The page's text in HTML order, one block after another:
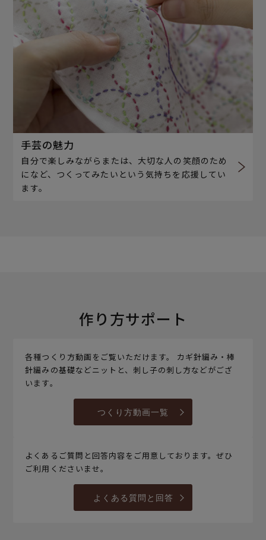
手芸の魅力
自分で楽しみながらまたは、大切な人の笑顔のため
になど、つくってみたいという気持ちを応援してい
ます。
作り方サポート
各種つくり方動画をご覧いただけます。 カギ針編み・棒
針編みの基礎などニットと、刺し子の刺し方などがござ
います。
つくり方動画一覧
よくあるご質問と回答内容をご用意しております。ぜひ
ご利用くださいませ。
よくある質問と回答